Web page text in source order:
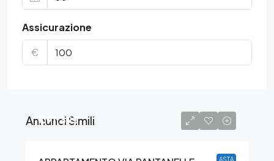
Assicurazione
€
Annunci Simili
ASTA
€91.395